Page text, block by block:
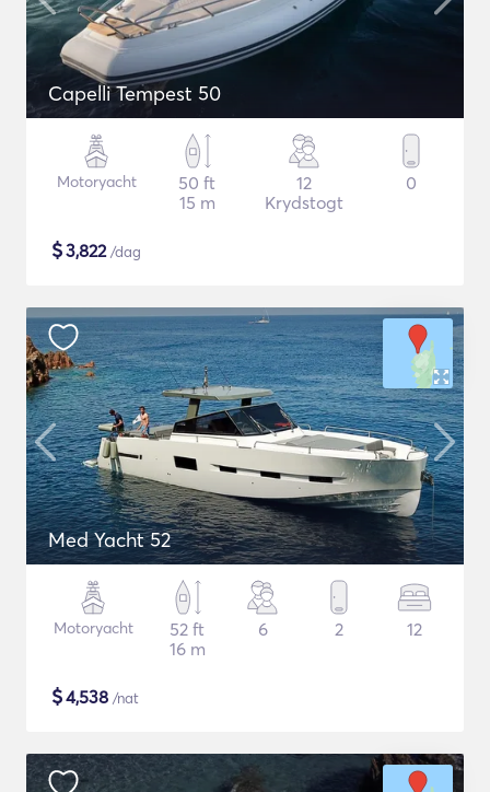
Capelli Tempest 50
Motoryacht
50 ft
15 m
12
Krydstogt
0
$3,822/dag
Med Yacht 52
Motoryacht
52 ft
16 m
6 2 12
$4,538 /nat